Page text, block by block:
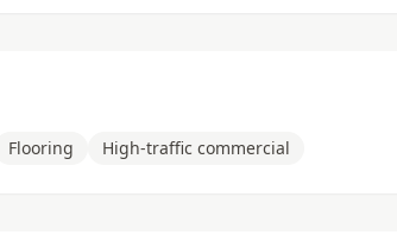
Flooring High-traffic commercial